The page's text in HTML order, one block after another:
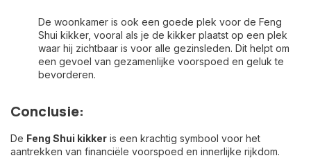
De woonkamer is ook een goede plek voor de Feng
Shui kikker, vooral als je de kikker plaatst op een plek
waar hij zichtbaar is voor alle gezinsleden. Dit helpt om
een gevoel van gezamenlijke voorspoed en geluk te
bevorderen.
Conclusie:
De Feng Shui kikker is een krachtig symbool voor het
aantrekken van financiële voorspoed en innerlijke rijkdom.